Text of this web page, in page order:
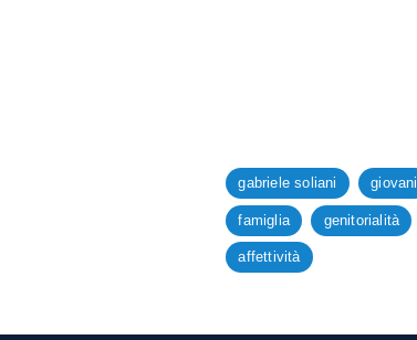
gabriele soliani giovani
famiglia genitorialità
affettività